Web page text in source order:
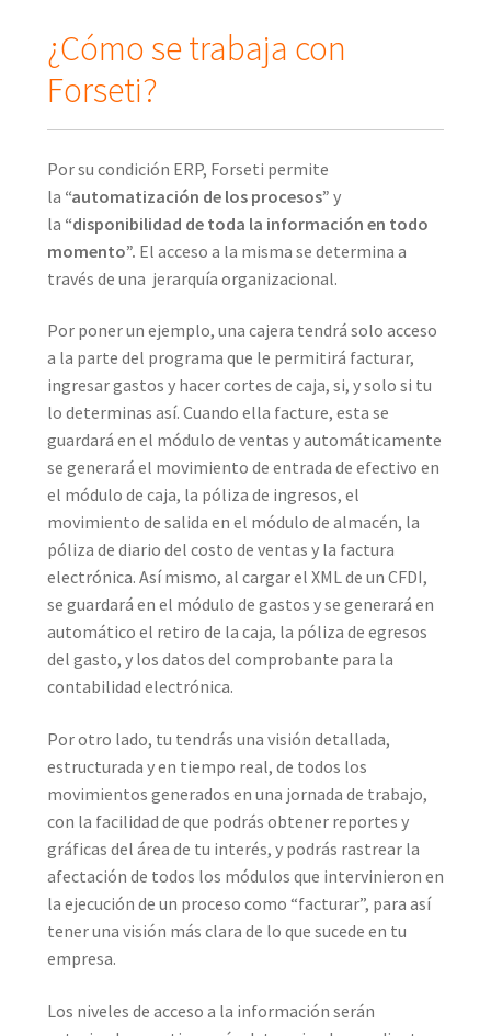
¿Cómo se trabaja con
Forseti?
Por su condición ERP, Forseti permite
la “automatización de los procesos” y
la “disponibilidad de toda la información en todo
momento”. El acceso a la misma se determina a
través de una jerarquía organizacional.
Por poner un ejemplo, una cajera tendrá solo acceso
a la parte del programa que le permitirá facturar,
ingresar gastos y hacer cortes de caja, si, y solo si tu
lo determinas así. Cuando ella facture, esta se
guardará en el módulo de ventas y automáticamente
se generará el movimiento de entrada de efectivo en
el módulo de caja, la póliza de ingresos, el
movimiento de salida en el módulo de almacén, la
póliza de diario del costo de ventas y la factura
electrónica. Así mismo, al cargar el XML de un CFDI,
se guardará en el módulo de gastos y se generará en
automático el retiro de la caja, la póliza de egresos
del gasto, y los datos del comprobante para la
contabilidad electrónica.
Por otro lado, tu tendrás una visión detallada,
estructurada y en tiempo real, de todos los
movimientos generados en una jornada de trabajo,
con la facilidad de que podrás obtener reportes y
gráficas del área de tu interés, y podrás rastrear la
afectación de todos los módulos que intervinieron en
la ejecución de un proceso como “facturar”, para así
tener una visión más clara de lo que sucede en tu
empresa.
Los niveles de acceso a la información serán